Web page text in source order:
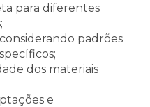
para diferentes
padrões
dos materiais
e